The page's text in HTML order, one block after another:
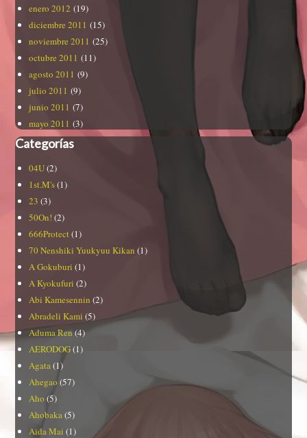
enero 2012 (19)
diciembre 2011 (15)
noviembre 2011 (25)
octubre 2011 (11)
agosto 2011 (9)
julio 2011 (9)
junio 2011 (7)
mayo 2011 (3)
Categorías
04U(2)
1st.M's(1)
23 (3)
50On! (2)
666Protect (1)
70 Nenshiki Yuukyuu Kikan (1)
A Gokuburi (1)
A Kyokufuri (2)
Abi Kamesennin (2)
Abradeli Kami (5)
Aduma Ren(4)
AERODOG(1)
Agata (1)
Ahegao (57)
Aho (5)
Ahobaka (5)
Aida Mai (1)